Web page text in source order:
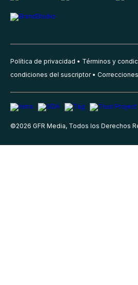
Política de privacidad Términos y
condiciones del suscriptor
Correcciones
©2026 GFR Media, Todos los Derechos